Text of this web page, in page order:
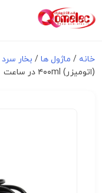
خانه / ماژول ها/ بخار سرد
(اتومیزر) ۴۰۰ml در ساعت